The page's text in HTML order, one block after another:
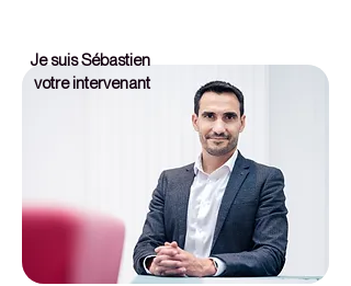
Je suis Sébastien
votre intervenant